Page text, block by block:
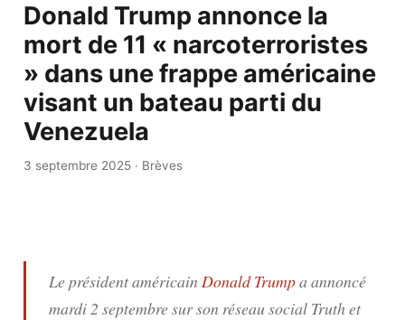
Donald Trump annonce la
mort de 11 « narcoterroristes
» dans une frappe américaine
visant un bateau parti du
Venezuela
3 septembre 2025· Brèves
Le président américain Donald Trumpa annoncé
mardi 2 septembre sur son réseau social Truth et